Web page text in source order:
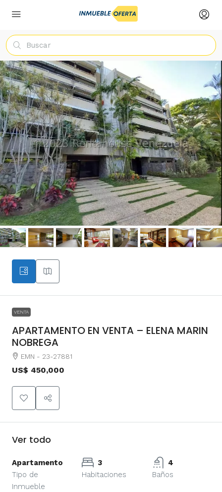
VENTA
APARTAMENTO EN VENTA – ELENA MARIN
NOBREGA
EMN - 23-27881
US$ 450,000
Ver todo
Apartamento
Tipo de
Inmueble
3
Habitaciones
4
Baños